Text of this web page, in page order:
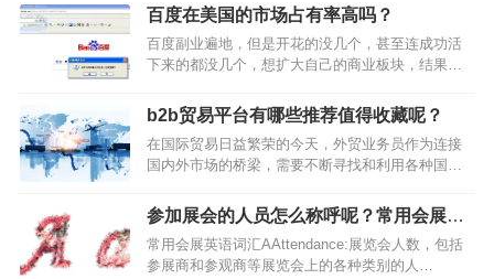
百度在美国的市场占有率高吗？
百度副业遍地，但是开花的没几个，甚至连成功活
下来的都没几个，想扩大自己的商业板块，结果凉
路，全被自己都走到头了。融资失败但是想当年，
百度也是绝对的巨头啊。咱们都知道啊，2010年的
时候，谷歌因为内容敏感拒绝妥协，宣布退出中国
市场，这时候的百度，在搜索引擎中以75%的市场
占有率排名第一，现在最强劲的对手弃赛了，本来
正是百度如日中天的时候，但谁承想，百度反而
b2b贸易平台有哪些推荐值得收藏呢？
在国际贸易日益繁荣的今天，外贸业务员作为连接
国内外市场的桥梁，需要不断寻找和利用各种国际
贸业务员必须收藏的国际贸易平台，帮助我们更好
地开展外贸业务。中国阿里巴巴国际站：
https://www.alibaba.com阿里巴巴国际站是全球最大
的B2B电子商务市场，帮助全球中小企业进行跨境
参加展会的人员怎么称呼呢？常用会展英
语词汇
常用会展英语词汇AAttendance:展览会人数，包括
参展商和参观商等展览会上的各种类别的人